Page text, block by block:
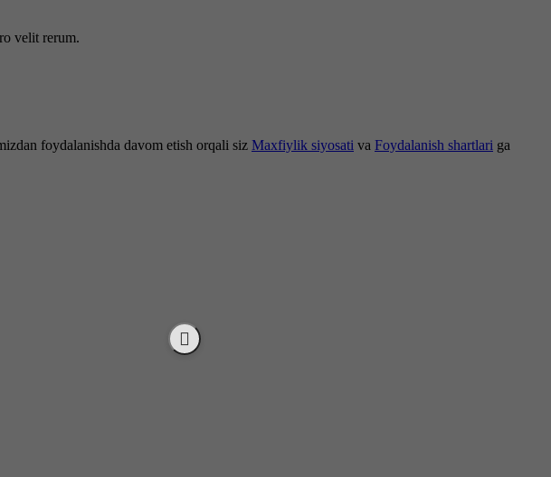
velit rerum.
foydalanishda davom etish orqali siz Maxfiylik siyosati va Foydalanish shartlari ga